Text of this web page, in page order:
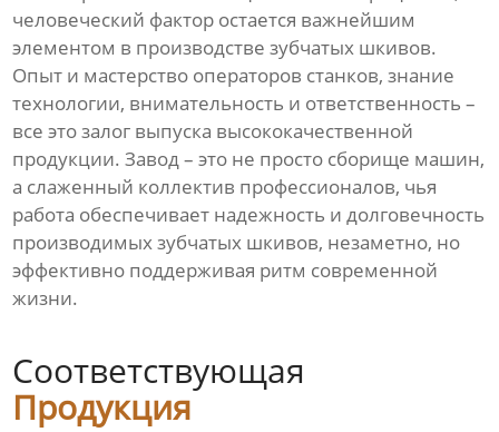
человеческий фактор остается важнейшим
элементом в производстве зубчатых шкивов.
Опыт и мастерство операторов станков, знание
технологии, внимательность и ответственность –
все это залог выпуска высококачественной
продукции. Завод – это не просто сборище машин,
а слаженный коллектив профессионалов, чья
работа обеспечивает надежность и долговечность
производимых зубчатых шкивов, незаметно, но
эффективно поддерживая ритм современной
жизни.
Соответствующая
Продукция